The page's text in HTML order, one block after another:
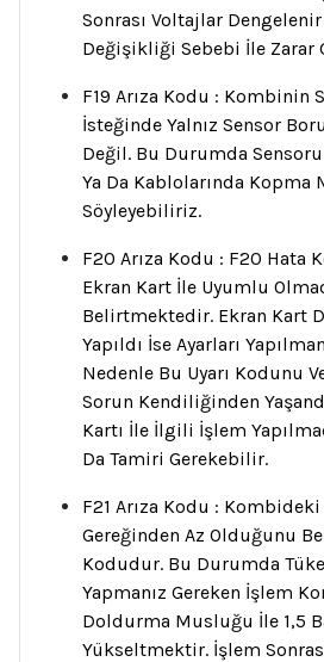
Sonrası Voltajlar
Değişikliği Sebebi İle Zarar
F19 Arıza Kodu : Kombinin
İsteğinde Yalnız Sensor
Değil. Bu Durumda
Ya Da Kablolarında Kopma
Söyleyebiliriz.
F20 Arıza Kodu : F20 Hata
Ekran Kart İle Uyumlu
Belirtmektedir. Ekran Kart
Yapıldı İse Ayarları
Nedenle Bu Uyarı Kodunu
Sorun Kendiliğinden
Kartı İle İlgili İşlem
Da Tamiri Gerekebilir.
F21 Arıza Kodu : Kombideki
Gereğinden Az Olduğunu
Kodudur. Bu Durumda
Yapmanız Gereken İşlem
Doldurma Musluğu İle 1,5
Yükseltmektir. İşlem